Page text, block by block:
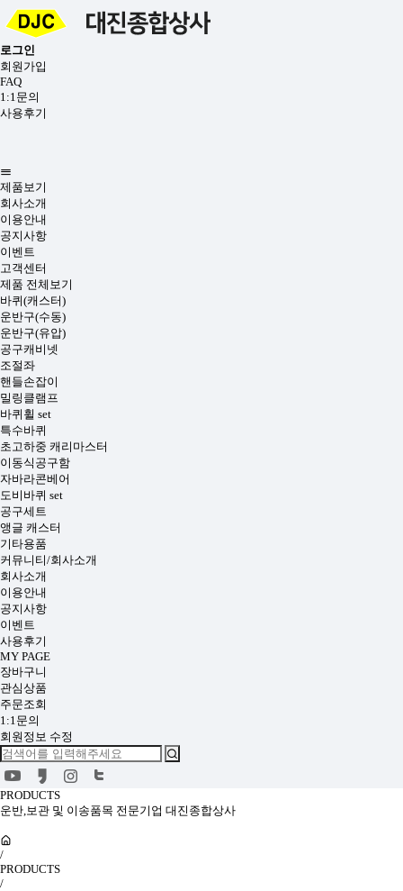
로그인
회원가입
FAQ
1:1문의
사용후기
제품보기
회사소개
이용안내
공지사항
이벤트
고객센터
제품 전체보기
바퀴(캐스터)
운반구(수동)
운반구(유압)
공구캐비넷
조절좌
핸들손잡이
밀링클램프
바퀴휠 set
특수바퀴
초고하중 캐리마스터
이동식공구함
자바라콘베어
도비바퀴 set
공구세트
앵글 캐스터
기타용품
커뮤니티/회사소개
회사소개
이용안내
공지사항
이벤트
사용후기
MY PAGE
장바구니
관심상품
주문조회
1:1문의
회원정보 수정
PRODUCTS
운반,보관 및 이송품목 전문기업 대진종합상사
/
PRODUCTS
/